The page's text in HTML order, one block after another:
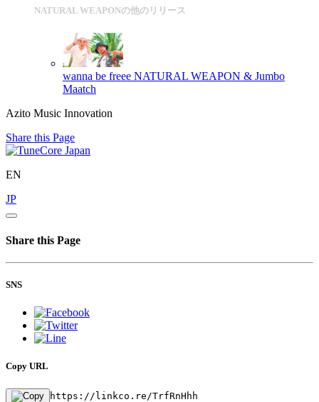
NATURAL WEAPONの他のリリース
wanna be freee NATURAL WEAPON & Jumbo
Maatch
Azito Music Innovation
Share this Page
EN
JP
Share this Page
SNS
Copy URL
https://linkco.re/TrfRnHhh